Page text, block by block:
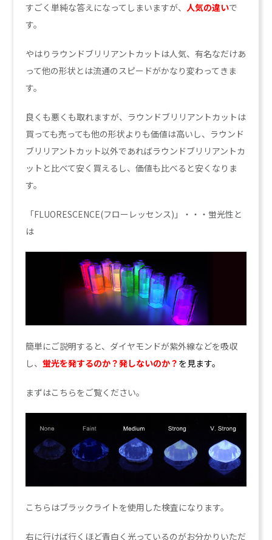
すごく単純な答えになってしまいますが、 人気の違いで
す。
やはりラウンドブリリアントカットは人気、有名なだけあ
って他の形状とは流通のスピードがかなり変わってきま
す。
良くも悪くも取れますが、ラウンドブリリアントカットは
買っても売っても他の形状よりも価値は高いし、ラウンド
ブリリアントカット以外であればラウンドブリリアントカ
ットと比べて安く買えるし、価値も比べると安くなりま
す。
「FLUORESCENCE(フローレッセンス)」・・・蛍光性と
は
簡単にご説明すると、ダイヤモンドが紫外線などを吸収
し、蛍光を発するのか？発しないのか？ を見ます。
まずはこちらをご覧ください。
こちらはブラックライトを使用した検査になります。
右に行けば行くほど青白く光っているのがお分かりいただ